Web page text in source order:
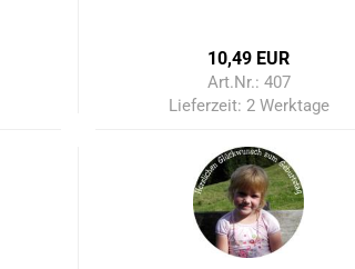
10,49 EUR
Art.Nr.: 407
Lieferzeit: 2 Werktage